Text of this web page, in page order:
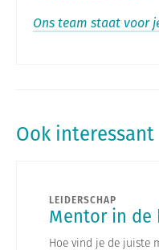
Ons team staat voor
Ook interessant
LEIDERSCHAP
Mentor in de
Hoe vind je de juiste